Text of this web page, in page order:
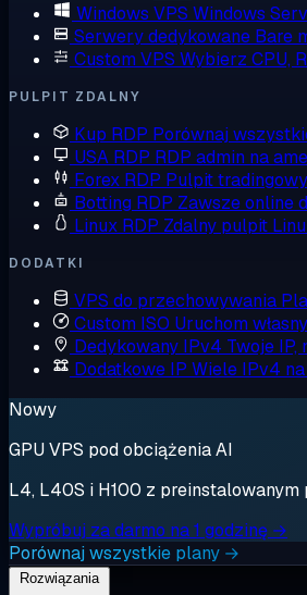
Windows VPS Windows
Serwery dedykowane Bare
Custom VPS Wybierz CPU,
PULPIT ZDALNY
Kup RDP Porównaj
USA RDP RDP admin na
Forex RDP Pulpit
Botting RDP Zawsze online
Linux RDP Zdalny pulpit
DODATKI
VPS do przechowywania
Custom ISO Uruchom
Dedykowany IPv4 Twoje IP,
Dodatkowe IP Wiele IPv4
Nowy
GPU VPS pod obciążenia AI
L4, L40S i H100 z preinstalowanym
Wypróbuj za darmo na 1 godzinę →
Porównaj wszystkie plany →
Rozwiązania